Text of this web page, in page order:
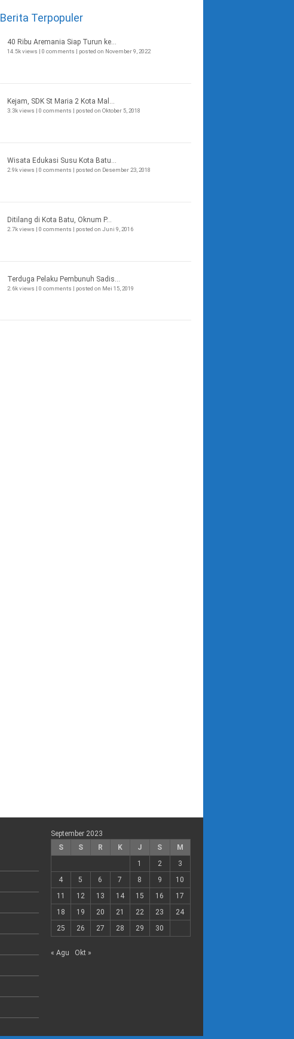
Berita Terpopuler
40 Ribu Aremania Siap Turun ke...
14.5k views | 0 comments | posted on November 9, 2022
Kejam, SDK St Maria 2 Kota Mal...
3.3k views | 0 comments | posted on Oktober 5, 2018
Wisata Edukasi Susu Kota Batu...
2.9k views | 0 comments | posted on Desember 23, 2018
Ditilang di Kota Batu, Oknum P...
2.7k views | 0 comments | posted on Juni 9, 2016
Terduga Pelaku Pembunuh Sadis...
2.6k views | 0 comments | posted on Mei 15, 2019
September 2023
S
S R K J S
M
1
2
3
4
5 6 7 8 9
10
11
12 13 14 15 16
17
18
19 20 21 22 23
24
25
26 27 28 29 30
« Agu Okt »